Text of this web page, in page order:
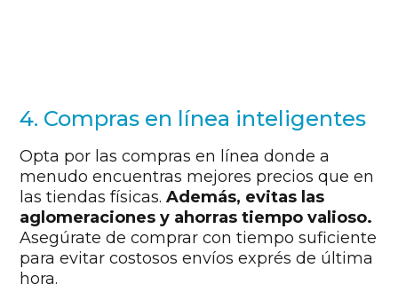
4. Compras en línea inteligentes
Opta por las compras en línea donde a
menudo encuentras mejores precios que en
las tiendas físicas.Además, evitas las
aglomeraciones y ahorras tiempo valioso.
Asegúrate de comprar con tiempo suficiente
para evitar costosos envíos exprés de última
hora.